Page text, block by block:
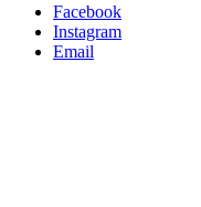
Facebook
Instagram
Email